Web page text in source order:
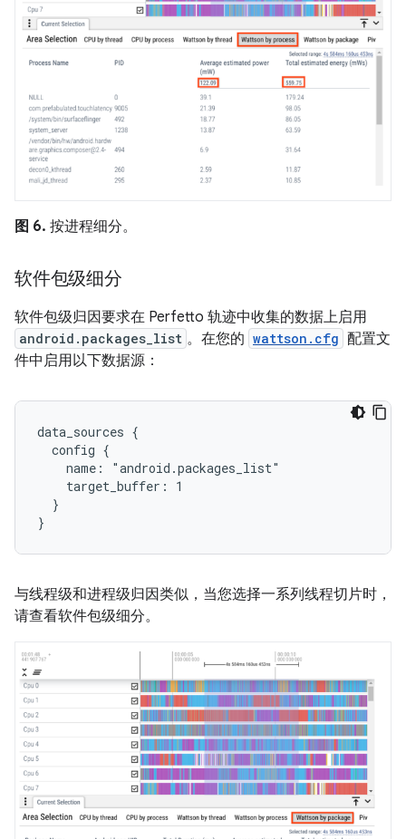
图 6. 按进程细分。
软件包级细分
软件包级归因要求在 Perfetto 轨迹中收集的数据上启用
android.packages_list 。在您的 wattson.cfg 配置文
件中启用以下数据源：
data_sources {
  config {
    name: "android.packages_list"
    target_buffer: 1
  }
与线程级和进程级归因类似，当您选择一系列线程切片时，
请查看软件包级细分。